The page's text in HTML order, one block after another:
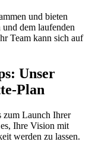
und bieten
dem laufenden
Team kann sich auf
Unser
Plan
zum Launch Ihrer
Ihre Vision mit
werden zu lassen.